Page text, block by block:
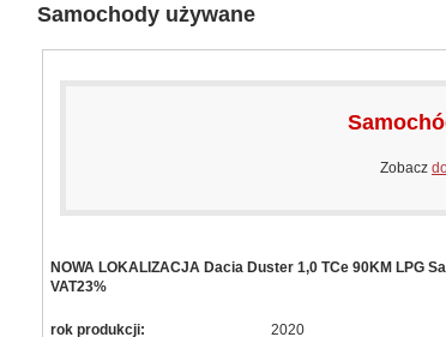
Samochody używane
Zobacz
NOWA LOKALIZACJA Dacia Duster 1,0 TCe 90KM LPG
VAT23%
rok produkcji:
2020